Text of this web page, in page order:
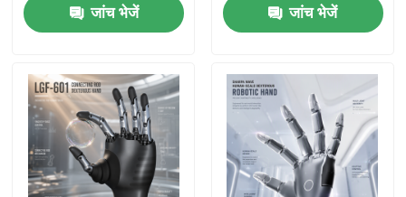
उत्पाद
वीडियो
जांच भेजें
जांच भेजें